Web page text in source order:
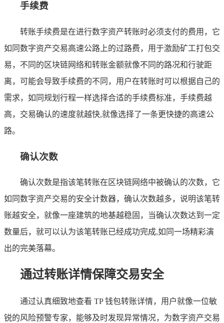
手续费
转账手续费是在进行数字资产转账时必须支付的费用，它
如同数字资产交易高速公路上的过路费，用于激励矿工打包交
易，不同的区块链网络和转账金额就像不同的路况和行驶距
离，可能会导致手续费的不同，用户在转账时可以根据自己的
需求，如同规划行程一样选择合适的手续费标准，手续费越
高，交易确认的速度就越快,就像选择了一条更快捷的高速公
路。
确认次数
确认次数是指该笔转账在区块链网络中被确认的次数，它
如同数字资产交易的安全计数器，确认次数越多，说明该笔转
账越安全，就像一座建筑的地基越稳固，当确认次数达到一定
数量后，就可以认为该笔转账已经成功完成,如同一场精彩演
出的完美落幕。
通过转账详情保障交易安全
通过认真细致地查看 TP 钱包转账详情，用户就像一位敏
锐的风险预警专家，能够及时发现异常情况，为数字资产交易